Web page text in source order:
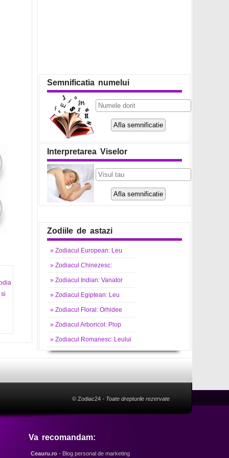
si
Semnificatia numelui
Interpretarea Viselor
Zodiile de astazi
» Zodiacul European: Leu
» Zodiacul Chinezesc:
» Zodiacul Indian: Vanator
» Zodiacul Egiptean: Leu
» Zodiacul Floral: Orhidee
» Zodiacul Arboricol: Plop
» Zodiacul Romanesc: Leului
© Zodiac24 - Toate drepturile rezervate
Va recomandam:
Ceauru.ro - Blog personal de marketing